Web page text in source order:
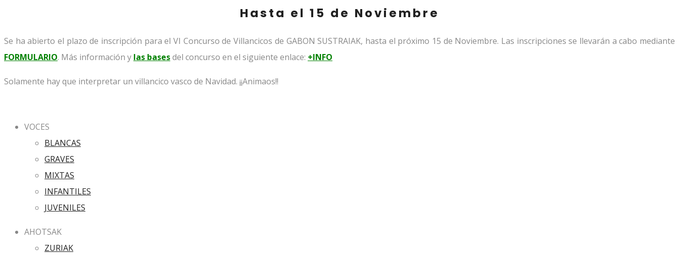
Hasta el 15 de Noviembre
Se ha abierto el plazo de inscripción para el VI Concurso de Villancicos de GABON SUSTRAIAK, hasta el próximo 15 de Noviembre. Las inscripciones se llevarán a cabo mediante
FORMULARIO. Más información y las basesdel concurso en el siguiente enlace: +INFO
Solamente hay que interpretar un villancico vasco de Navidad. ¡¡Animaos!!
VOCES
BLANCAS
GRAVES
MIXTAS
INFANTILES
JUVENILES
AHOTSAK
ZURIAK